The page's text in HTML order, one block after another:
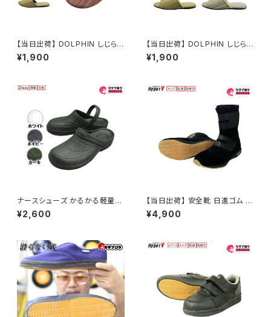
【当日出荷】 DOLPHIN しじら
織ストライプ 日本製 軽量 防滑
快適機能 来客用 業務用 しじら
ーズ 外反母趾 おすすめ
¥1,900
【当日出荷】 DOLPHIN しじら
織ストライプ 前あき 日本製 軽
量 防滑 快適機能 来客用 業務
ームシューズ 外反母趾 おすす
¥1,900
ナースシューズ かるかる軽量ク
ロッグ 防滑 HM9050 2way サ
ンダル メンズ レディース 軽量
¥2,600
【当日出荷】 安全靴 日進ゴム H
yperV ハイパーV ハイカット セ
ーフティーシューズ 安全スニー
い靴
¥4,900